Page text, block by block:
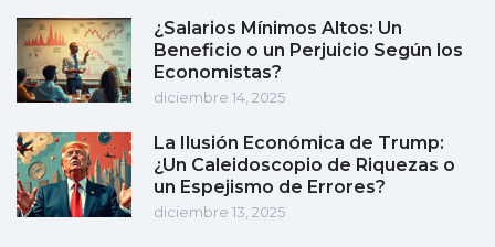
¿Salarios Mínimos Altos: Un
Beneficio o un Perjuicio Según los
Economistas?
diciembre 14, 2025
La Ilusión Económica de Trump:
¿Un Caleidoscopio de Riquezas o
un Espejismo de Errores?
diciembre 13, 2025